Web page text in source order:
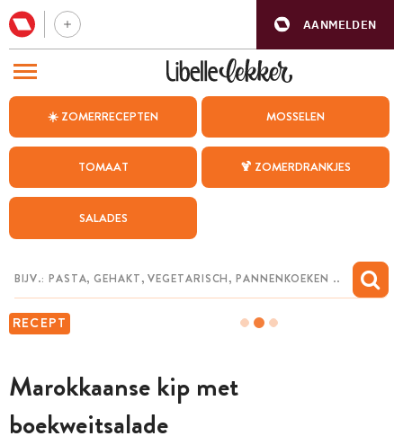
AANMELDEN
☀️ ZOMERRECEPTEN MOSSELEN
TOMAAT 🍹 ZOMERDRANKJES
SALADES
RECEPT
Marokkaanse kip met
boekweitsalade
BEZOEK ONZE ANDERE WEBSITES
WEEKMENU
CHAT MET MAIA
MIJN BEWAARDE RECEPTEN